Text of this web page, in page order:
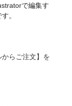
で編集す
。
らご注文】を